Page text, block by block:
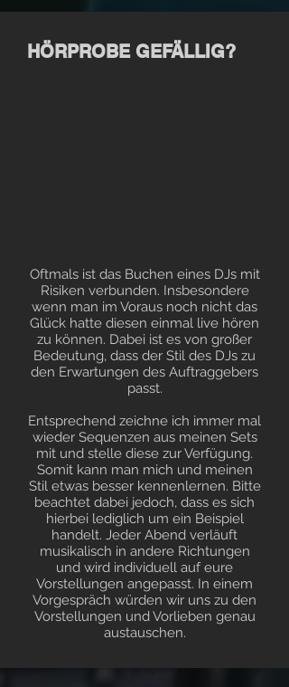
HÖRPROBE GEFÄLLIG?
Oftmals ist das Buchen eines DJs mit
Risiken verbunden. Insbesondere
wenn man im Voraus noch nicht das
Glück hatte diesen einmal live hören
zu können. Dabei ist es von großer
Bedeutung, dass der Stil des DJs zu
den Erwartungen des Auftraggebers
passt.
Entsprechend zeichne ich immer mal
wieder Sequenzen aus meinen Sets
mit und stelle diese zur Verfügung.
Somit kann man mich und meinen
Stil etwas besser kennenlernen. Bitte
beachtet dabei jedoch, dass es sich
hierbei lediglich um ein Beispiel
handelt. Jeder Abend verläuft
musikalisch in andere Richtungen
und wird individuell auf eure
Vorstellungen angepasst. In einem
Vorgespräch würden wir uns zu den
Vorstellungen und Vorlieben genau
austauschen.